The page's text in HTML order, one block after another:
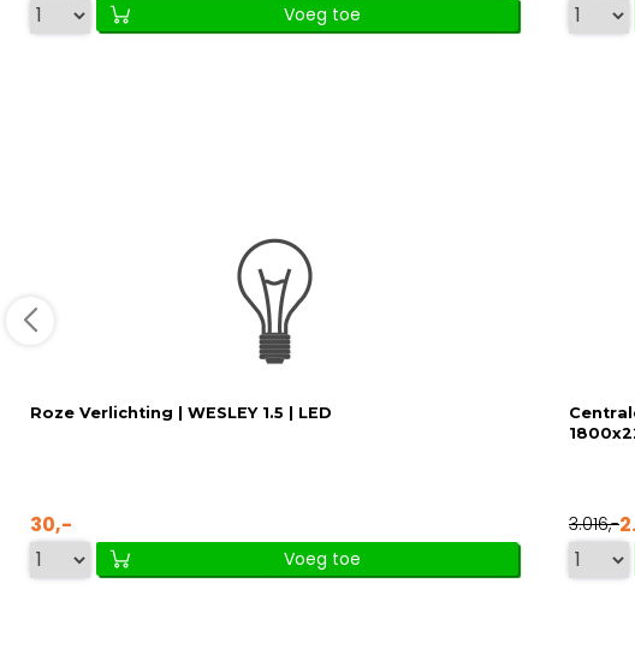
Voeg toe
Roze Verlichting | WESLEY 1.5 | LED
30,-
Voeg toe
3.016,-